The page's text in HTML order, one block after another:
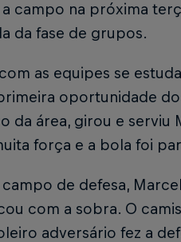
campo na próxima
da fase de grupos.
as equipes se
oportunidade
área, girou e serviu
força e a bola foi
de defesa,
com a sobra. O
adversário fez a